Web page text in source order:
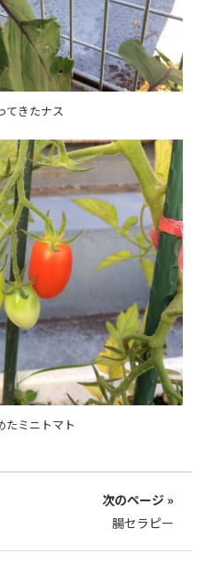
てきたナス
たミニトマト
次のページ »
腸セラピー